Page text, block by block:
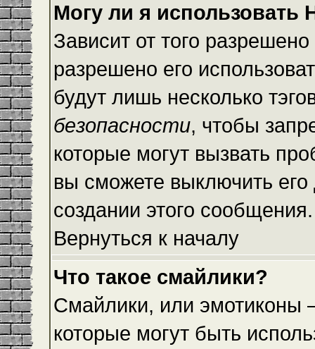
Могу ли я использовать
Зависит от того
разрешено его
будут лишь несколько
безопасности, чтобы
которые могут вызвать
вы сможете выключить
создании этого сообщения.
Вернуться к началу
Что такое смайлики?
Смайлики, или эмотиконы
которые могут быть